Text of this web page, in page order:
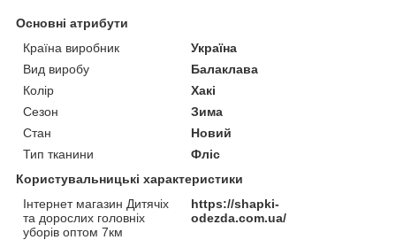
Основні атрибути
Країна виробник
Україна
Вид виробу
Балаклава
Колір
Хакі
Сезон
Зима
Стан
Новий
Тип тканини
Фліс
Користувальницькі характеристики
Інтернет магазин Дитячіх
та дорослих головніх
уборів оптом 7км
https://shapki-
odezda.com.ua/